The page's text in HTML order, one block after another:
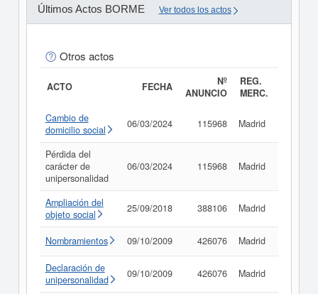
Últimos Actos BORME Ver todos los actos
Otros actos
ACTO FECHA
Nº
ANUNCIO
REG.
MERC.
Cambio de
domicilio social
06/03/2024 115968 Madrid
Pérdida del
carácter de
unipersonalidad
06/03/2024 115968 Madrid
Ampliación del
objeto social
25/09/2018 388106 Madrid
Nombramientos 09/10/2009 426076 Madrid
Declaración de
unipersonalidad
09/10/2009 426076 Madrid